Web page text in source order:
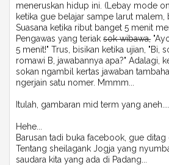
meneruskan hidup ini. (Lebay mode
ketika gue belajar sampe larut malem,
Suasana ketika ribut banget 5 menit
Pengawas yang teriak sok wibawa,
5 menit!" Trus, bisikan ketika ujian, "Bi,
romawi B, jawabannya apa?" Adalagi,
sokan ngambil kertas jawaban
ngerjain satu nomer. Mmmm...
Itulah, gambaran mid term yang aneh....
Hehe...
Barusan tadi buka facebook, gue ditag
Tentang sheilagank Jogja yang
saudara kita yang ada di Padang...